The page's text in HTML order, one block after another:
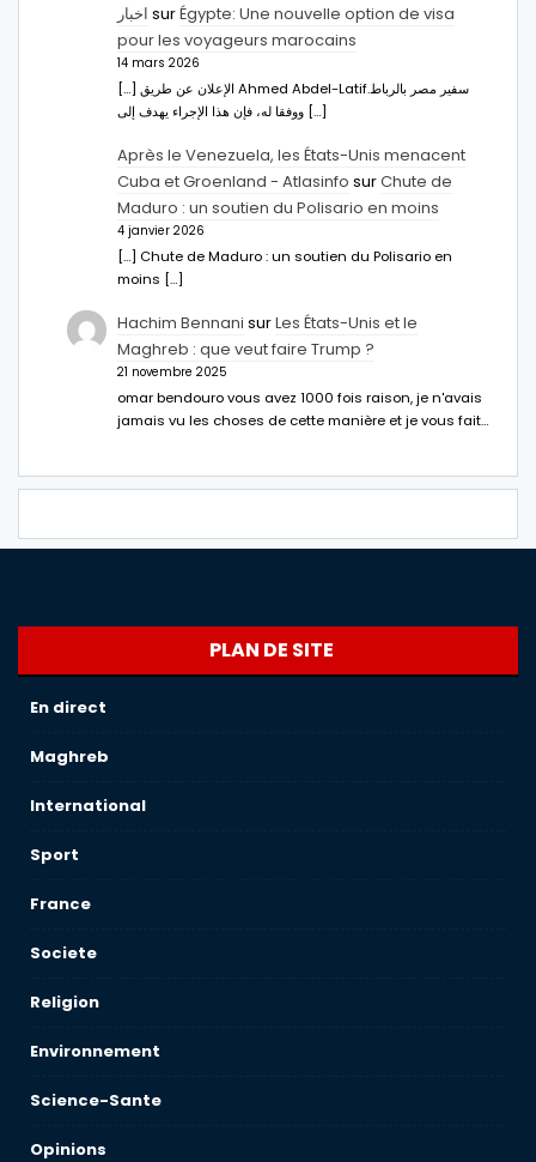
اخبار surÉgypte: Une nouvelle option de visa
pour les voyageurs marocains
14 mars 2026
[…] الإعلان عن طريق Ahmed Abdel-Latifسفير مصر بالرباط.
ووفقا له، فإن هذا الإجراء يهدف إلى […]
Après le Venezuela, les États-Unis menacent
Cuba et Groenland - Atlasinfo surChute de
Maduro : un soutien du Polisario en moins
4 janvier 2026
[…] Chute de Maduro : un soutien du Polisario en
moins […]
Hachim Bennani surLes États-Unis et le
Maghreb : que veut faire Trump ?
21 novembre 2025
omar bendouro vous avez 1000 fois raison, je n'avais
jamais vu les choses de cette manière et je vous fait…
PLAN DE SITE
En direct
Maghreb
International
Sport
France
Societe
Religion
Environnement
Science-Sante
Opinions